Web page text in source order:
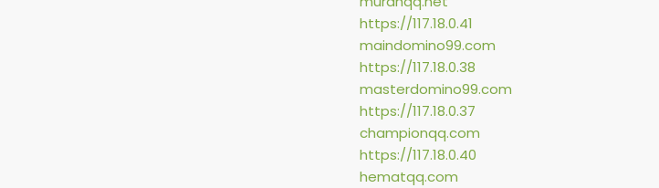
https://117.18.0.41
maindomino99.com
https://117.18.0.38
masterdomino99.com
https://117.18.0.37
championqq.com
https://117.18.0.40
hematqq.com